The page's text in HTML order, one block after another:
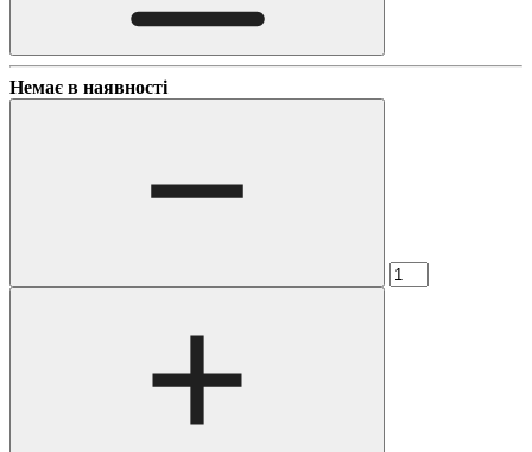
Немає в наявності